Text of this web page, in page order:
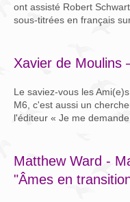
ont assisté Robert
sous-titrées en français
Xavier de Moulins
Le saviez-vous les
M6, c'est aussi un
l'éditeur « Je me
Matthew Ward -
"Âmes en